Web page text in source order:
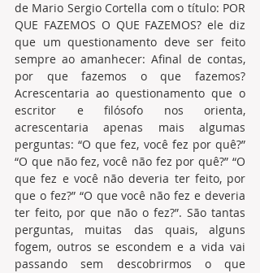
de Mario Sergio Cortella com o título: POR
QUE FAZEMOS O QUE FAZEMOS? ele diz
que um questionamento deve ser feito
sempre ao amanhecer: Afinal de contas,
por que fazemos o que fazemos?
Acrescentaria ao questionamento que o
escritor e filósofo nos orienta,
acrescentaria apenas mais algumas
perguntas: “O que fez, você fez por quê?”
“O que não fez, você não fez por quê?” “O
que fez e você não deveria ter feito, por
que o fez?” “O que você não fez e deveria
ter feito, por que não o fez?”. São tantas
perguntas, muitas das quais, alguns
fogem, outros se escondem e a vida vai
passando sem descobrirmos o que